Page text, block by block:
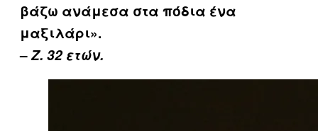
βάζω ανάμεσα στα πόδια ένα
μαξιλάρι».
–Ζ. 32 ετών.